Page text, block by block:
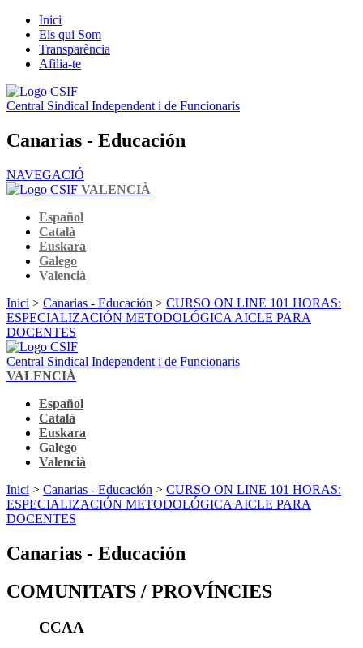
Inici
Els qui Som
Transparència
Afilia-te
Central Sindical Independent i de Funcionaris
Canarias - Educación
NAVEGACIÓ
VALENCIÀ
Español
Català
Euskara
Galego
Valencià
Inici > Canarias - Educación > CURSO ON LINE 101 HORAS:
ESPECIALIZACIÓN METODOLÓGICA AICLE PARA
DOCENTES
Central Sindical Independent i de Funcionaris
VALENCIÀ
Español
Català
Euskara
Galego
Valencià
Inici > Canarias - Educación > CURSO ON LINE 101 HORAS:
ESPECIALIZACIÓN METODOLÓGICA AICLE PARA
DOCENTES
Canarias - Educación
COMUNITATS / PROVÍNCIES
CCAA